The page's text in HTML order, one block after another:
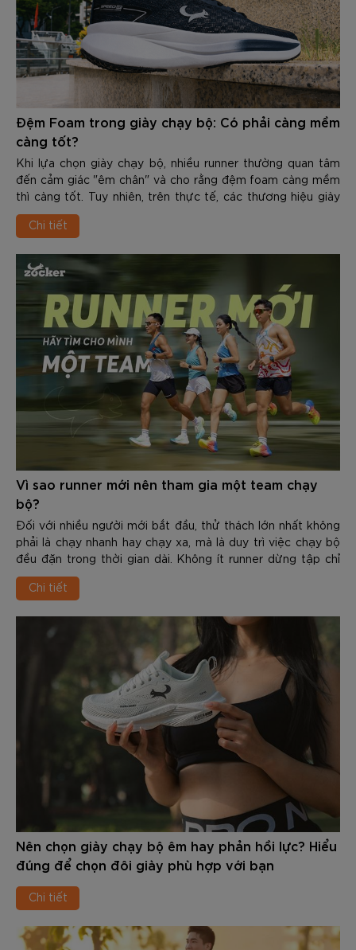
Đệm Foam trong giày chạy bộ: Có phải càng mềm
càng tốt?
Khi lựa chọn giày chạy bộ, nhiều runner thường quan tâm
đến cảm giác "êm chân" và cho rằng đệm foam càng mềm
thì càng tốt. Tuy nhiên, trên thực tế, các thương hiệu giày
chạy hiện nay không còn chỉ tập trung vào việc tạo ra lớp
đệm mềm nhất, mà hướng đến sự cân bằng giữa giảm chấn
Chi tiết
Vì sao runner mới nên tham gia một team chạy
bộ?
Đối với nhiều người mới bắt đầu, thử thách lớn nhất không
phải là chạy nhanh hay chạy xa, mà là duy trì việc chạy bộ
đều đặn trong thời gian dài. Không ít runner dừng tập chỉ
sau vài tuần vì thiếu động lực, không biết cách xây dựng
giáo án hoặc không có team đồng hành.
Chi tiết
Nên chọn giày chạy bộ êm hay phản hồi lực? Hiểu
đúng để chọn đôi giày phù hợp với bạn
Chi tiết